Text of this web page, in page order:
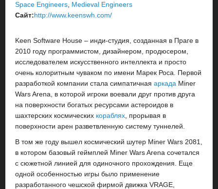
Space Engineers Medieval Engineers
Сайт:http://www.keenswh.com/
Keen Software House – инди-студия, созданная в Праге в
2010 году программистом, дизайнером, продюсером,
исследователем искусственного интеллекта и просто
очень колоритным чуваком по имени Марек Роса. Первой
разработкой компании стала симпатичнаяаркада Miner
Wars Arena, в которой игроки воевали друг против друга
на поверхности богатых ресурсами астероидов в
шахтерских космических кораблях , прорывая в
поверхности арен разветвленную систему туннелей.
В том же году вышел космический шутер Miner Wars 2081,
в котором базовый геймплей Miner Wars Arena сочетался
с сюжетной линией для одиночного прохождения. Еще
одной особенностью игры было применение
разработанного чешской фирмой движка VRAGE,